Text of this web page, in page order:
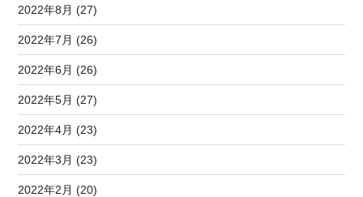
2022年8月 (27)
2022年7月 (26)
2022年6月 (26)
2022年5月 (27)
2022年4月 (23)
2022年3月 (23)
2022年2月 (20)